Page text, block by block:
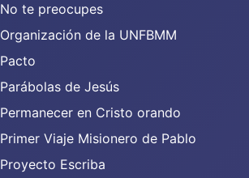
No te preocupes
Organización de la UNFBMM
Pacto
Parábolas de Jesús
Permanecer en Cristo orando
Primer Viaje Misionero de Pablo
Proyecto Escriba